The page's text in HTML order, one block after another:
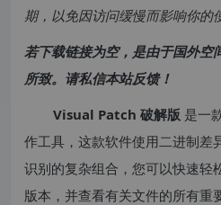
期，以免因访问缓慢而影响你的
若下载链接为空，是由于国外空
所致。请私信本站反馈！
Visual Patch 破解版 是一
作工具，这款软件使用二进制差
识别的复杂组合，您可以快速轻
版本，并查看有关文件的所有重